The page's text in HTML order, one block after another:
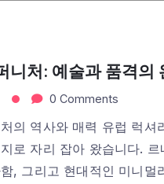
니처: 예술과 품격의
0 Comments
의 역사와 매력 유럽 럭
로 자리 잡아 왔습니다.
, 그리고 현대적인 미니